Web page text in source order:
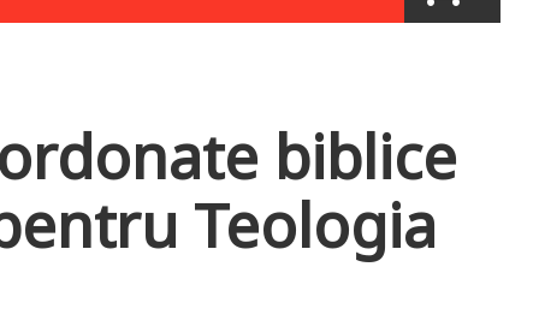
biblice
Teologia